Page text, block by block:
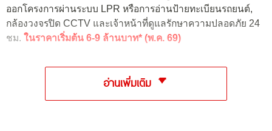
ออกโครงการผ่านระบบ LPR หรือการอ่านป้ายทะเบียนรถยนต์,
กล้องวงจรปิด CCTV และเจ้าหน้าที่ดูแลรักษาความปลอดภัย 24
ชม. ในราคาเริ่มต้น 6-9 ล้านบาท* (พ.ค. 69)
อ่านเพิ่มเติม